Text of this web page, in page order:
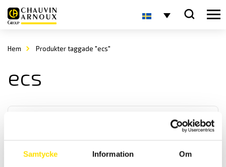
Samtycke Information Om
Hem Produkter taggade "ecs"
ecs